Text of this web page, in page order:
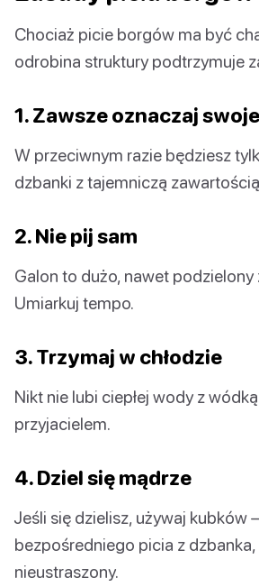
Chociaż picie borgów ma być
odrobina struktury podtrzymuje
1. Zawsze oznaczaj
W przeciwnym razie będziesz
dzbanki z tajemniczą
2. Nie pij sam
Galon to dużo, nawet podzielony
Umiarkuj tempo.
3. Trzymaj w chłodzie
Nikt nie lubi ciepłej wody z
przyjacielem.
4. Dziel się mądrze
Jeśli się dzielisz, używaj kubków
bezpośredniego picia z
nieustraszony.